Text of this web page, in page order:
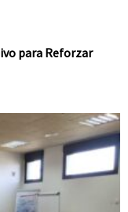
para Reforzar